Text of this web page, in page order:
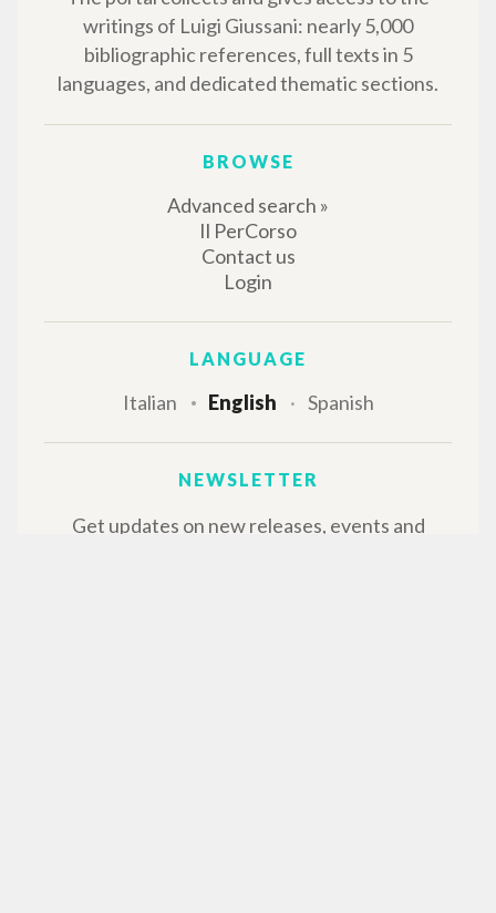
writings of Luigi Giussani: nearly 5,000
bibliographic references, full texts in 5
languages, and dedicated thematic sections.
BROWSE
Advanced search »
Il PerCorso
Contact us
Login
LANGUAGE
Italian English Spanish
NEWSLETTER
Get updates on new releases, events and